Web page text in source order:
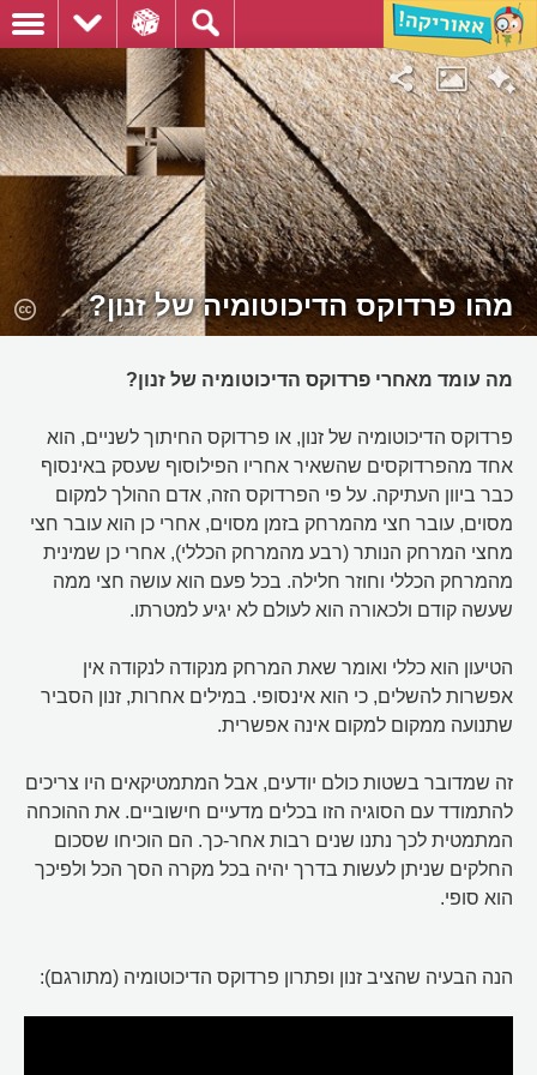
מהו פרדוקס הדיכוטומיה של זנון?
מה עומד מאחרי פרדוקס הדיכוטומיה של זנון?
פרדוקס הדיכוטומיה של זנון, או פרדוקס החיתוך לשניים, הוא
אחד מהפרדוקסים שהשאיר אחריו הפילוסוף שעסק באינסוף
כבר ביוון העתיקה. על פי הפרדוקס הזה, אדם ההולך למקום
מסוים, עובר חצי מהמרחק בזמן מסוים, אחרי כן הוא עובר חצי
מחצי המרחק הנותר (רבע מהמרחק הכללי), אחרי כן שמינית
מהמרחק הכללי וחוזר חלילה. בכל פעם הוא עושה חצי ממה
שעשה קודם ולכאורה הוא לעולם לא יגיע למטרתו.
הטיעון הוא כללי ואומר שאת המרחק מנקודה לנקודה אין
אפשרות להשלים, כי הוא אינסופי. במילים אחרות, זנון הסביר
שתנועה ממקום למקום אינה אפשרית.
זה שמדובר בשטות כולם יודעים, אבל המתמטיקאים היו צריכים
להתמודד עם הסוגיה הזו בכלים מדעיים חישוביים. את ההוכחה
המתמטית לכך נתנו שנים רבות אחר-כך. הם הוכיחו שסכום
החלקים שניתן לעשות בדרך יהיה בכל מקרה הסך הכל ולפיכך
הוא סופי.
הנה הבעיה שהציב זנון ופתרון פרדוקס הדיכוטומיה (מתורגם):